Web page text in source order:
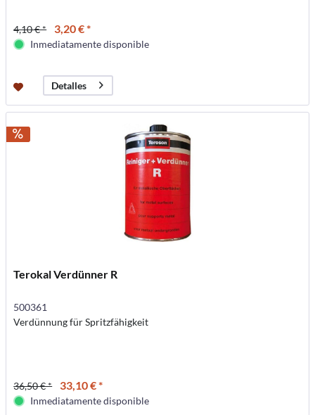
4,10 € * 3,20 € *
Inmediatamente disponible
Detalles
Terokal Verdünner R
500361
Verdünnung für Spritzfähigkeit
36,50 € * 33,10 € *
Inmediatamente disponible